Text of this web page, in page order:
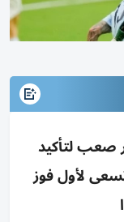
صعب لتأكيد
لأول فوز